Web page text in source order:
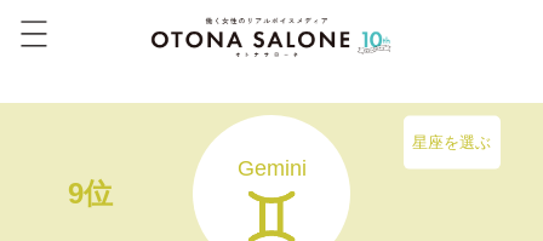
9位
Gemini
星座を選ぶ